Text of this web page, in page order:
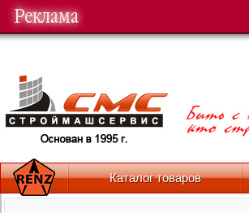
Вы 2 622 774 посетитель
Каталог товаров